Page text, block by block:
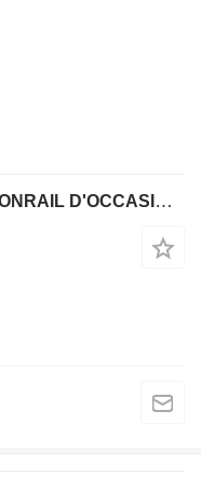
Moteur Cummins QSB4.5 COMMONRAIL D'OCCASION QSB4.5 CPL8755 pour matériel de TP